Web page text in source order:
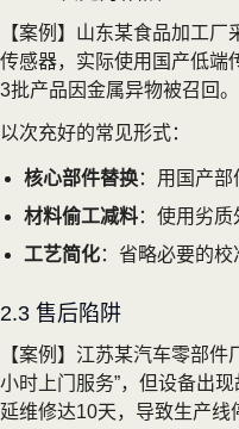
【案例】山东某食品加工
传感器，实际使用国产低端
3批产品因金属异物被召回。
以次充好的常见形式：
核心部件替换：用国产
材料偷工减料：使用劣
工艺简化：省略必要的
2.3 售后陷阱
【案例】江苏某汽车零部
小时上门服务”，但设备出
延维修达10天，导致生产线